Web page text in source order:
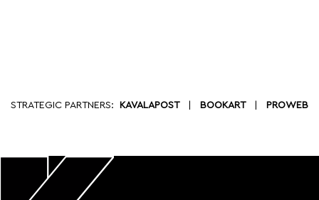
STRATEGIC PARTNERS: KAVALAPOST| BOOKART| PROWEB